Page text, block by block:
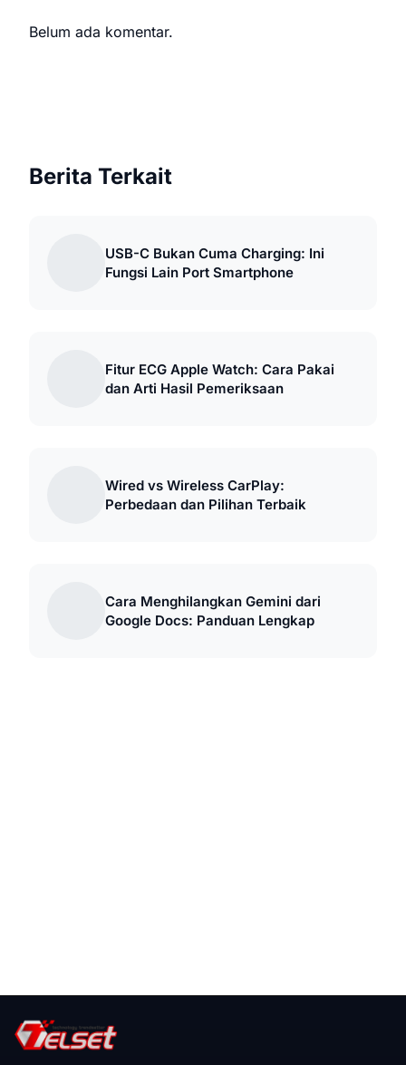
Belum ada komentar.
Berita Terkait
USB-C Bukan Cuma Charging: Ini
Fungsi Lain Port Smartphone
Fitur ECG Apple Watch: Cara Pakai
dan Arti Hasil Pemeriksaan
Wired vs Wireless CarPlay:
Perbedaan dan Pilihan Terbaik
Cara Menghilangkan Gemini dari
Google Docs: Panduan Lengkap